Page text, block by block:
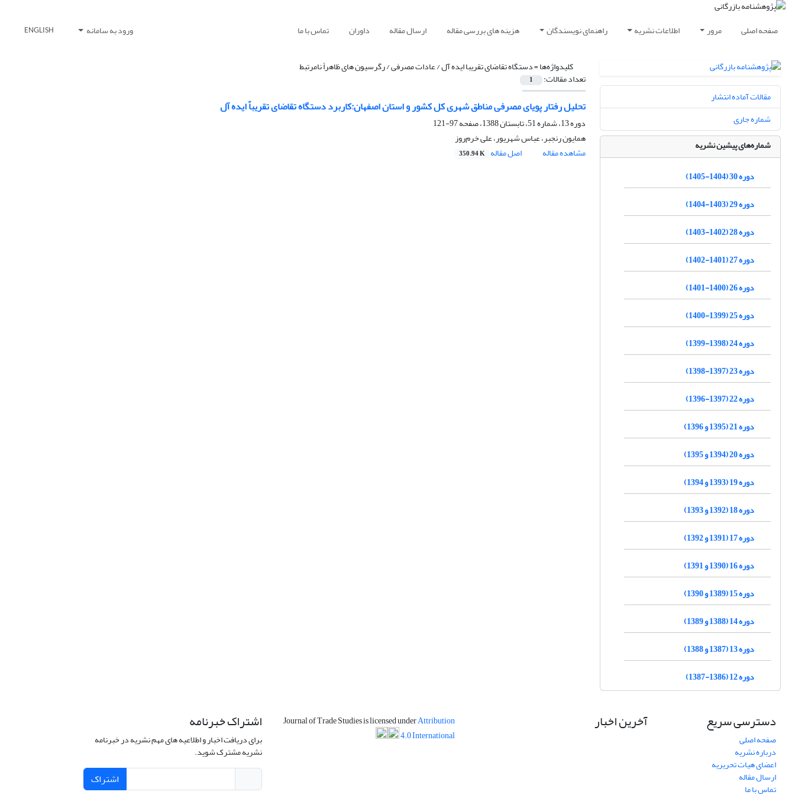
صفحه اصلی مرور اطلاعات نشریه راهنمای نویسندگان هزینه های بررسی مقاله ارسال مقاله داوران تماس با ما ورود به سامانه ENGLISH
کلیدواژه‌ها =دستگاه تقاضای تقریبا ایده آل / عادات مصرفی / رگرسیون های ظاهراً نامرتبط
تعداد مقالات: 1
تحلیل رفتار پویای مصرفی مناطق شهری کل کشور و استان اصفهان:کاربرد دستگاه تقاضای تقریباً ایده آل
دوره 13، شماره 51، تابستان 1388، صفحه
97-121
همایون رنجبر، عباس شهریور، علی خرم‌روز
مشاهده مقاله
اصل مقاله 350.94 K
مقالات آماده انتشار
شماره جاری
شماره‌های پیشین نشریه
دوره 30 (1404-1405)
دوره 29 (1403-1404)
دوره 28 (1402-1403)
دوره 27 (1401-1402)
دوره 26 (1400-1401)
دوره 25 (1399-1400)
دوره 24 (1398-1399)
دوره 23 (1397-1398)
دوره 22 (1397-1396)
دوره 21 (1395 و 1396)
دوره 20 (1394 و 1395)
دوره 19 (1393 و 1394)
دوره 18 (1392 و 1393)
دوره 17 (1391 و 1392)
دوره 16 (1390 و 1391)
دوره 15 (1389 و 1390)
دوره 14 (1388 و 1389)
دوره 13 (1387 و 1388)
دوره 12 (1386-1387)
دسترسی سریع
صفحه اصلی
درباره نشریه
اعضای هیات تحریریه
ارسال مقاله
تماس با ما
آخرین اخبار Journal of Trade Studies is licensed underAttribution
4.0 International
اشتراک خبرنامه
برای دریافت اخبار و اطلاعیه های مهم نشریه در خبرنامه
نشریه مشترک شوید.
اشتراک